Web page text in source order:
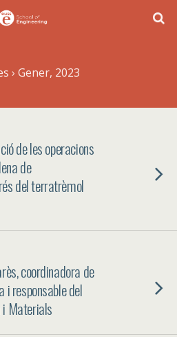
› Gener, 2023
de les operacions
de
del terratrèmol
coordinadora de
responsable del
Materials